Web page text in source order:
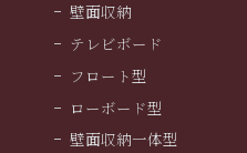
壁面収納
テレビボード
フロート型
ローボード型
壁面収納一体型